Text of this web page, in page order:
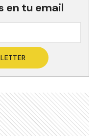
en tu email